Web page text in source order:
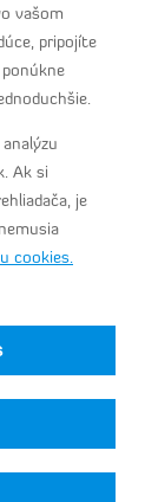
vašom
pripojíte
Ak si
je
cookies.